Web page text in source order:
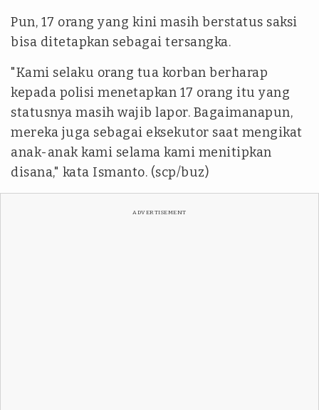
Pun, 17 orang yang kini masih berstatus saksi
bisa ditetapkan sebagai tersangka.
"Kami selaku orang tua korban berharap
kepada polisi menetapkan 17 orang itu yang
statusnya masih wajib lapor. Bagaimanapun,
mereka juga sebagai eksekutor saat mengikat
anak-anak kami selama kami menitipkan
disana," kata Ismanto. (scp/buz)
ADVERTISEMENT